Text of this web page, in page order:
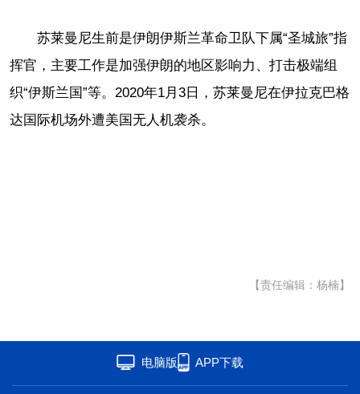
苏莱曼尼生前是伊朗伊斯兰革命卫队下属“圣城旅”指
挥官，主要工作是加强伊朗的地区影响力、打击极端组
织“伊斯兰国”等。2020年1月3日，苏莱曼尼在伊拉克巴格
达国际机场外遭美国无人机袭杀。
【责任编辑：杨楠】
电脑版 APP下载